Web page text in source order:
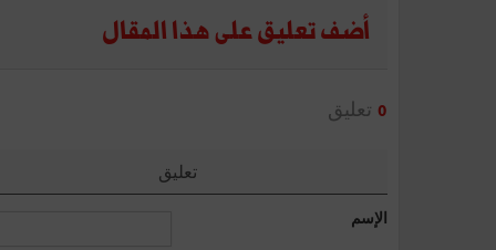
أضف تعليق على هذا المقال
0 تعليق
تعليق
الإسم